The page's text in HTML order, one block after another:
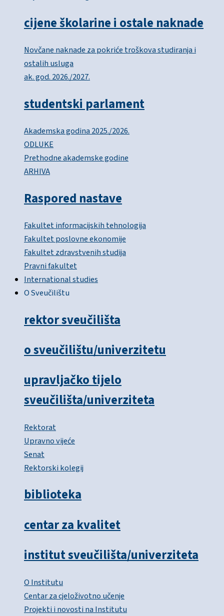
cijene školarine i ostale naknade
Novčane naknade za pokriće troškova studiranja i
ostalih usluga
ak. god. 2026./2027.
studentski parlament
Akademska godina 2025./2026.
ODLUKE
Prethodne akademske godine
ARHIVA
Raspored nastave
Fakultet informacijskih tehnologija
Fakultet poslovne ekonomije
Fakultet zdravstvenih studija
Pravni fakultet
International studies
O Sveučilištu
rektor sveučilišta
o sveučilištu/univerzitetu
upravljačko tijelo
sveučilišta/univerziteta
Rektorat
Upravno vijeće
Senat
Rektorski kolegij
biblioteka
centar za kvalitet
institut sveučilišta/univerziteta
O Institutu
Centar za cjeloživotno učenje
Projekti i novosti na Institutu